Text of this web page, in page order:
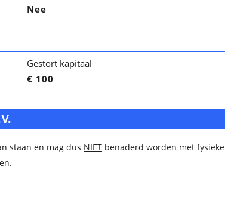
Nee
Gestort kapitaal
€ 100
staan en mag dus NIET benaderd worden met fysieke